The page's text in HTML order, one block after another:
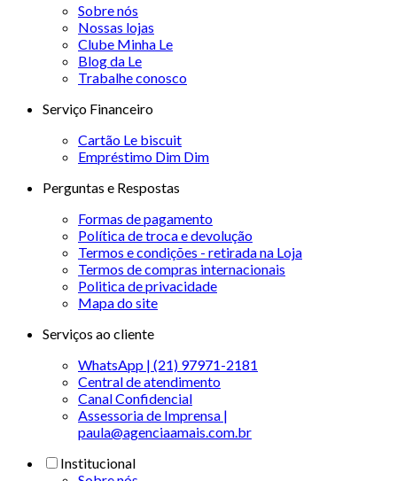
Sobre nós
Nossas lojas
Clube Minha Le
Blog da Le
Trabalhe conosco
Serviço Financeiro
Cartão Le biscuit
Empréstimo Dim Dim
Perguntas e Respostas
Formas de pagamento
Política de troca e devolução
Termos e condições - retirada na Loja
Termos de compras internacionais
Politica de privacidade
Mapa do site
Serviços ao cliente
WhatsApp | (21) 97971-2181
Central de atendimento
Canal Confidencial
Assessoria de Imprensa |
paula@agenciaamais.com.br
Institucional